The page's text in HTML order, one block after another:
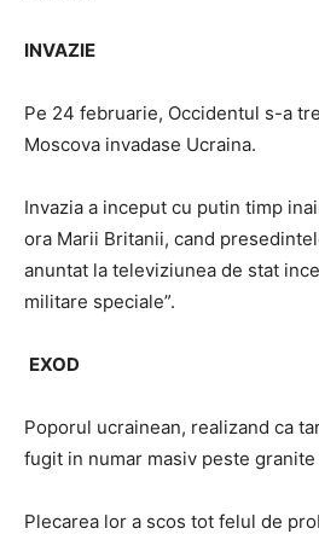
INVAZIE
Pe 24 februarie, Occidentul s-a
Moscova invadase Ucraina.
Invazia a inceput cu putin timp
ora Marii Britanii, cand
anuntat la televiziunea de stat
militare speciale”.
EXOD
Poporul ucrainean, realizand ca
fugit in numar masiv peste
Plecarea lor a scos tot felul de